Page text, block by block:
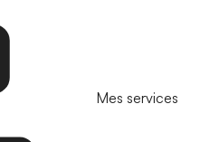
Mes services